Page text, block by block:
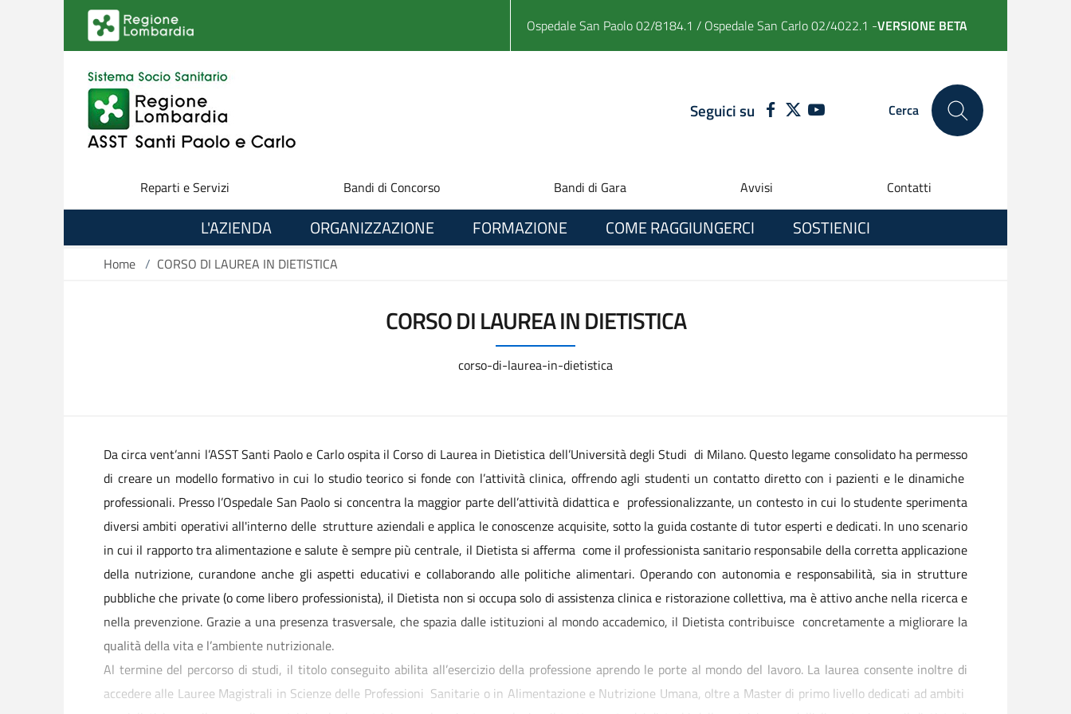
Salta al contenuto principale
Ospedale San Paolo 02/8184.1 / Ospedale San Carlo 02/4022.1 -VERSIONE BETA
Seguici suFACEBOOK
TWITTERYOUTUBE Cerca
Reparti e Servizi Bandi di Concorso Bandi di Gara Avvisi Contatti
L'AZIENDA ORGANIZZAZIONE FORMAZIONE COME RAGGIUNGERCI SOSTIENICI
Home / CORSO DI LAUREA IN DIETISTICA
CORSO DI LAUREA IN DIETISTICA
corso-di-laurea-in-dietistica
Da circa vent’anni l’ASST Santi Paolo e Carlo ospita il Corso di Laurea in Dietistica dell’Università degli Studi di Milano. Questo legame consolidato ha permesso
di creare un modello formativo in cui lo studio teorico si fonde con l’attività clinica, offrendo agli studenti un contatto diretto con i pazienti e le dinamiche
professionali. Presso l’Ospedale San Paolo si concentra la maggior parte dell’attività didattica e professionalizzante, un contesto in cui lo studente sperimenta
diversi ambiti operativi all'interno delle strutture aziendali e applica le conoscenze acquisite, sotto la guida costante di tutor esperti e dedicati. In uno scenario
in cui il rapporto tra alimentazione e salute è sempre più centrale, il Dietista si afferma come il professionista sanitario responsabile della corretta applicazione
della nutrizione, curandone anche gli aspetti educativi e collaborando alle politiche alimentari. Operando con autonomia e responsabilità, sia in strutture
pubbliche che private (o come libero professionista), il Dietista non si occupa solo di assistenza clinica e ristorazione collettiva, ma è attivo anche nella ricerca e
nella prevenzione. Grazie a una presenza trasversale, che spazia dalle istituzioni al mondo accademico, il Dietista contribuisce concretamente a migliorare la
qualità della vita e l’ambiente nutrizionale.
Al termine del percorso di studi, il titolo conseguito abilita all’esercizio della professione aprendo le porte al mondo del lavoro. La laurea consente inoltre di
accedere alle Lauree Magistrali in Scienze delle Professioni Sanitarie o in Alimentazione e Nutrizione Umana, oltre a Master di primo livello dedicati ad ambiti